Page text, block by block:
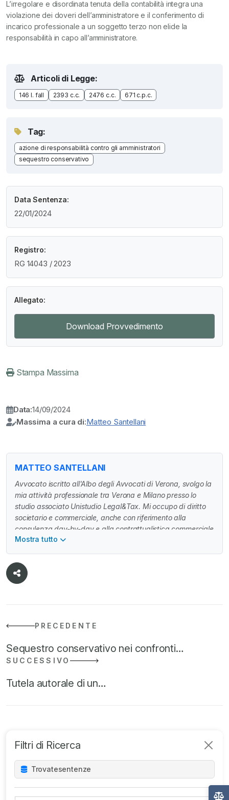
L’irregolare e disordinata tenuta della contabilità integra una
violazione dei doveri dell’amministratore e il conferimento di
incarico professionale a un soggetto terzo non elide la
responsabilità in capo all’amministratore.
Articoli di Legge:
146 l. fall 2393 c.c. 2476 c.c. 671 c.p.c.
Tag:
azione di responsabilità contro gli amministratori
sequestro conservativo
Data Sentenza:
22/01/2024
Registro:
RG 14043 / 2023
Allegato:
Download Provvedimento
Stampa Massima
Data:14/09/2024
Massima a cura di:Matteo Santellani
MATTEO SANTELLANI
Avvocato iscritto all'Albo degli Avvocati di Verona, svolgo la
mia attività professionale tra Verona e Milano presso lo
studio associato Unistudio Legal&Tax. Mi occupo di diritto
societario e commerciale, anche con riferimento alla
consulenza day-by-day e alla contrattualistica commerciale
(anche internazionale), operazioni straordinarie, M&A e
incluso il restructuring M&A).
Mostra tutto
PRECEDENTE
Sequestro conservativo nei confronti…
SUCCESSIVO
Tutela autorale di un…
Filtri di Ricerca
Trovatesentenze